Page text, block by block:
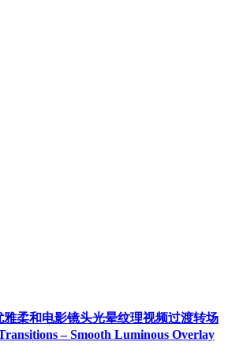
雅柔和电影镜头光晕纹理视频过渡转场
– Smooth Luminous Overlay